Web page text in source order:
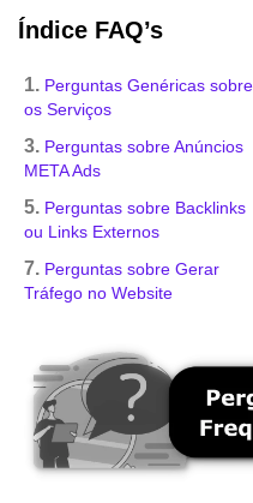
Índice FAQ’s
1. Perguntas Genéricas sobre
os Serviços
3. Perguntas sobre Anúncios
META Ads
5. Perguntas sobre Backlinks
ou Links Externos
7. Perguntas sobre Gerar
Tráfego no Website